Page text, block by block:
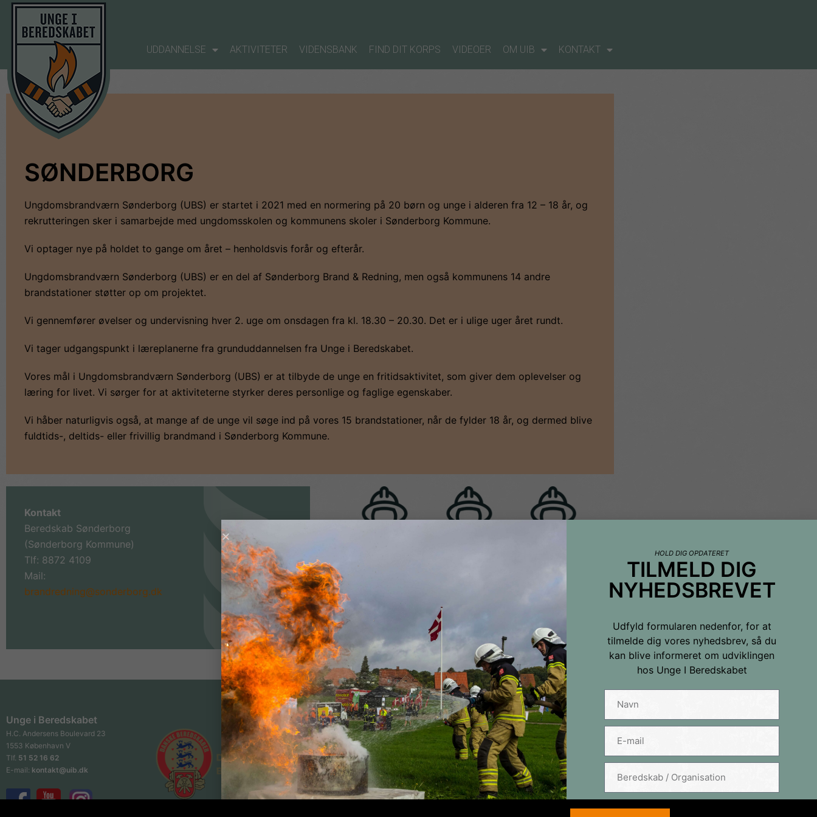
UDDANNELSE AKTIVITETER VIDENSBANK FIND DIT KORPS VIDEOER OM UIB KONTAKT
SØNDERBORG
Ungdomsbrandværn Sønderborg (UBS) er startet i 2021 med en normering på 20 børn og unge i alderen fra 12 – 18 år, og
rekrutteringen sker i samarbejde med ungdomsskolen og kommunens skoler i Sønderborg Kommune.
Vi optager nye på holdet to gange om året – henholdsvis forår og efterår.
Ungdomsbrandværn Sønderborg (UBS) er en del af Sønderborg Brand & Redning, men også kommunens 14 andre
brandstationer støtter op om projektet.
Vi gennemfører øvelser og undervisning hver 2. uge om onsdagen fra kl. 18.30 – 20.30. Det er i ulige uger året rundt.
Vi tager udgangspunkt i læreplanerne fra grunduddannelsen fra Unge i Beredskabet.
Vores mål i Ungdomsbrandværn Sønderborg (UBS) er at tilbyde de unge en fritidsaktivitet, som giver dem oplevelser og
læring for livet. Vi sørger for at aktiviteterne styrker deres personlige og faglige egenskaber.
Vi håber naturligvis også, at mange af de unge vil søge ind på vores 15 brandstationer, når de fylder 18 år, og dermed blive
fuldtids-, deltids- eller frivillig brandmand i Sønderborg Kommune.
Kontakt
Beredskab Sønderborg
(Sønderborg Kommune)
Tlf: 8872 4109
Mail:
brandredning@sonderborg.dk
Unge i Beredskabet
H.C. Andersens Boulevard 23
1553 København V
Tlf. 51 52 16 62
E-mail: kontakt@uib.dk
Tilmeld dig nyhedsbrevet
Navn
E-mail
HOLD DIG OPDATERET
TILMELD DIG
NYHEDSBREVET
Udfyld formularen nedenfor, for at
tilmelde dig vores nyhedsbrev, så du
kan blive informeret om udviklingen
hos Unge I Beredskabet
TILMELD